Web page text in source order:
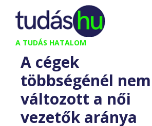
Kilépés
tartalomba
A TUDÁS HATALOM
A cégek
többségénél nem
változott a női
vezetők aránya